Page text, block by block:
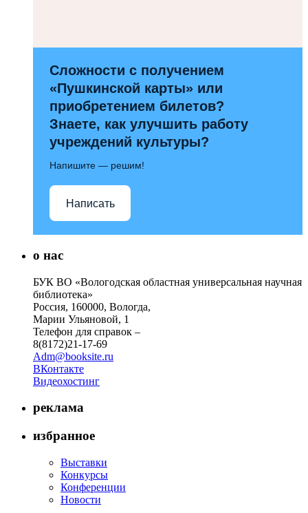
Сложности с получением
«Пушкинской карты» или
приобретением билетов?
Знаете, как улучшить работу
учреждений культуры?
Напишите — решим!
Написать
о нас
БУК ВО «Вологодская областная универсальная научная
библиотека»
Россия, 160000, Вологда,
Марии Ульяновой, 1
Телефон для справок –
8(8172)21-17-69
Adm@booksite.ru
ВКонтакте
Видеохостинг
реклама
избранное
Выставки
Конкурсы
Конференции
Новости